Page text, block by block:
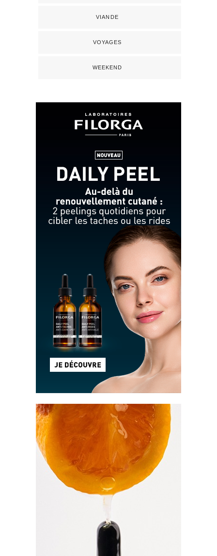
VIANDE
VOYAGES
WEEKEND